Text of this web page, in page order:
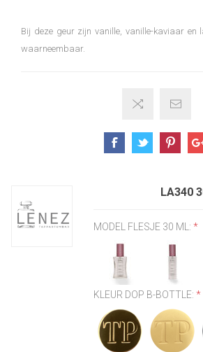
Bij deze geur zijn vanille, vanille-kaviaar en
waarneembaar.
LA340
MODEL FLESJE 30 ML:*
KLEUR DOP B-BOTTLE:*